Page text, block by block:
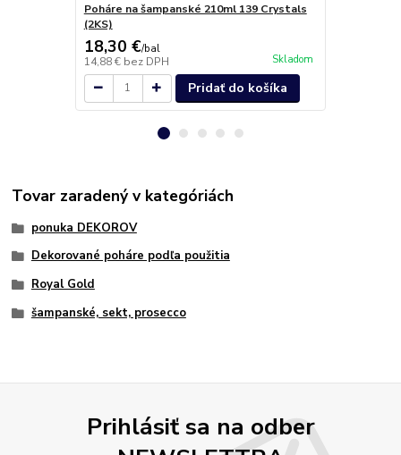
Poháre na šampanské 210ml 139 Crystals
(2KS)
18,30 €/bal
14,88 € bez DPH Skladom
Pridať do košíka
Tovar zaradený v kategóriách
ponuka DEKOROV
Dekorované poháre podľa použitia
Royal Gold
šampanské, sekt, prosecco
Prihlásiť sa na odber